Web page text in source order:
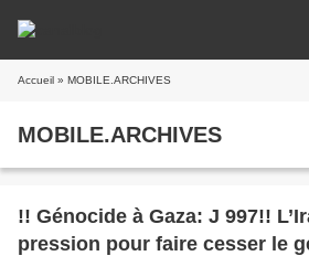
Accueil » MOBILE.ARCHIVES
MOBILE.ARCHIVES
!! Génocide à Gaza: J 997!!
pression pour faire cesser le